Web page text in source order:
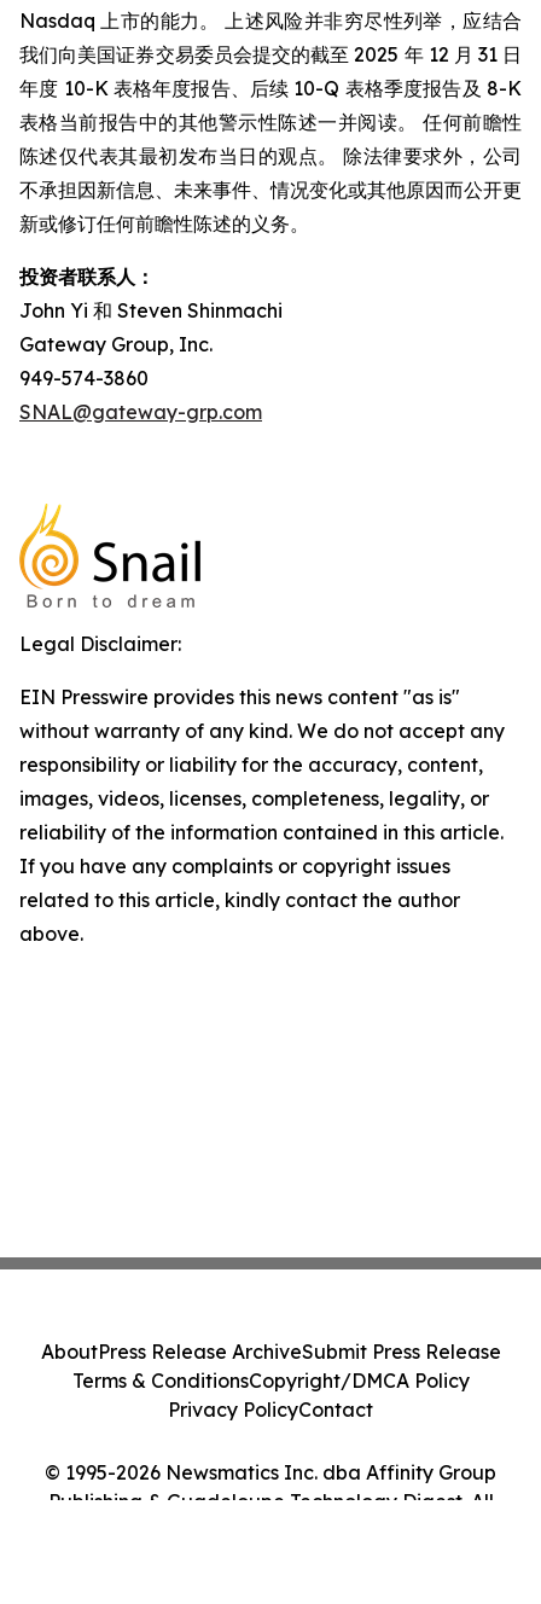
Nasdaq 上市的能力。 上述风险并非穷尽性列举，应结合
我们向美国证券交易委员会提交的截至 2025 年 12 月 31 日
年度 10-K 表格年度报告、后续 10-Q 表格季度报告及 8-K
表格当前报告中的其他警示性陈述一并阅读。 任何前瞻性
陈述仅代表其最初发布当日的观点。 除法律要求外，公司
不承担因新信息、未来事件、情况变化或其他原因而公开更
新或修订任何前瞻性陈述的义务。
投资者联系人：
John Yi 和 Steven Shinmachi
Gateway Group, Inc.
949-574-3860
SNAL@gateway-grp.com
Legal Disclaimer:
EIN Presswire provides this news content "as is"
without warranty of any kind. We do not accept any
responsibility or liability for the accuracy, content,
images, videos, licenses, completeness, legality, or
reliability of the information contained in this article.
If you have any complaints or copyright issues
related to this article, kindly contact the author
above.
© 1995-2026 Newsmatics Inc. dba Affinity Group
Publishing & Guadeloupe Technology Digest. All
AboutPress Release ArchiveSubmit Press Release
Terms & ConditionsCopyright/DMCA Policy
Privacy PolicyContact